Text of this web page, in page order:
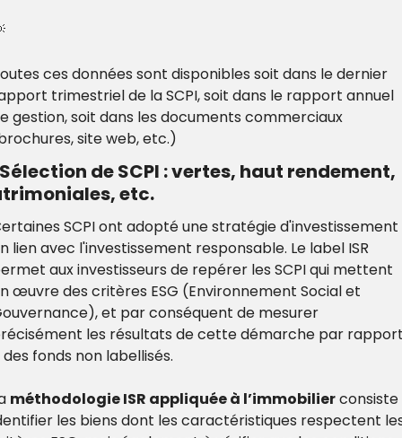
ces données sont disponibles soit dans le dernier
trimestriel de la SCPI, soit dans le rapport annuel
gestion, soit dans les documents commerciaux
site web, etc.)
de SCPI : vertes, haut rendement,
etc.
SCPI ont adopté une stratégie d'investissement
lien avec l'investissement responsable. Le label ISR
aux investisseurs de repérer les SCPI qui mettent
œuvre des critères ESG (Environnement Social et
et par conséquent de mesurer
les résultats de cette démarche par
des fonds non labellisés.
méthodologie ISR appliquée à l’immobilier consiste
les biens dont les caractéristiques respectent